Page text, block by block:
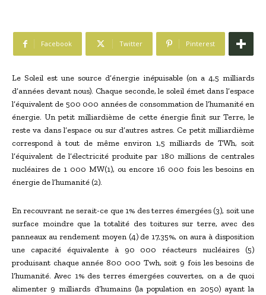
Facebook Twitter Pinterest
Le Soleil est une source d’énergie inépuisable (on a 4,5 milliards
d’années devant nous). Chaque seconde, le soleil émet dans l’espace
l’équivalent de 500 000 années de consommation de l’humanité en
énergie. Un petit milliardième de cette énergie finit sur Terre, le
reste va dans l’espace ou sur d’autres astres. Ce petit milliardième
correspond à tout de même environ 1,5 milliards de TWh, soit
l’équivalent de l’électricité produite par 180 millions de centrales
nucléaires de 1 000 MW(1), ou encore 16 000 fois les besoins en
énergie de l’humanité (2).
En recouvrant ne serait-ce que 1% des terres émergées (3), soit une
surface moindre que la totalité des toitures sur terre, avec des
panneaux au rendement moyen (4) de 17,35%, on aura à disposition
une capacité équivalente à 90 000 réacteurs nucléaires (5)
produisant chaque année 800 000 Twh, soit 9 fois les besoins de
l’humanité. Avec 1% des terres émergées couvertes, on a de quoi
alimenter 9 milliards d’humains (la population en 2050) ayant la